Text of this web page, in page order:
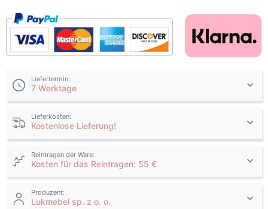
Liefertermin:
7 Werktage
Lieferkosten:
Kostenlose Lieferung!
Reintragen der Ware:
Kosten für das Reintragen: 55 €
Produzent:
Lukmebel sp. z o. o.